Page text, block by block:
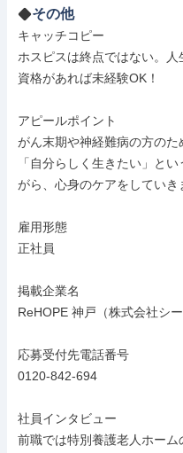
その他
キャッチコピー
ホスピスは終点ではない。
資格があれば未経験OK！
アピールポイント
がん末期や神経難病の方のた
「自分らしく生きたい」と
がら、心身のケアをしていき
雇用形態
正社員
掲載企業名
ReHOPE 神戸（株式会社シ
応募受付先電話番号
0120-842-694
社員インタビュー
前職では特別養護老人ホー